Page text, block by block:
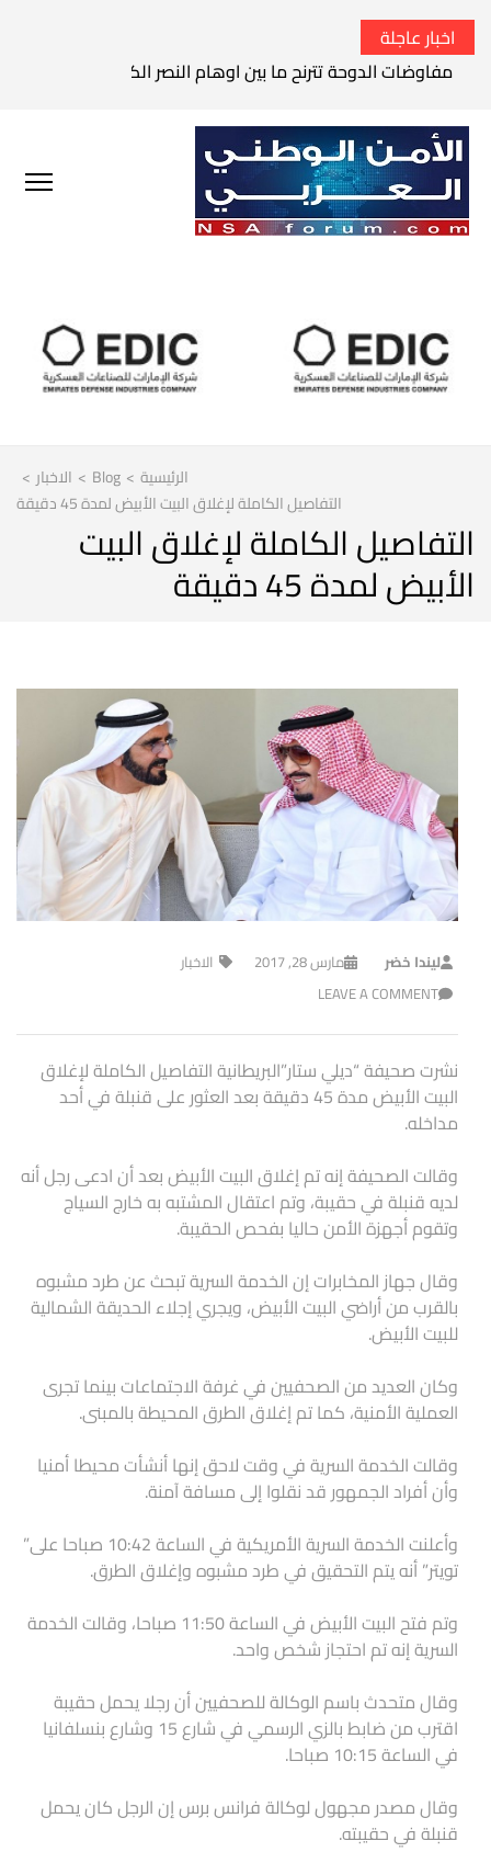
اخبار عاجلة
الحرس الثوري الإيراني يتوعد بقصف السفن الأمريكية في الخليج
الرئيسية >
Blog
> الاخبار >
التفاصيل الكاملة لإغلاق البيت الأبيض لمدة 45 دقيقة
التفاصيل الكاملة لإغلاق البيت
الأبيض لمدة 45 دقيقة
ليندا خضر مارس 28, 2017
الاخبار
LEAVE A COMMENT
نشرت صحيفة “ديلي ستار”البريطانية التفاصيل الكاملة لإغلاق
البيت الأبيض مدة 45 دقيقة بعد العثور على قنبلة في أحد
مداخله.
وقالت الصحيفة إنه تم إغلاق البيت الأبيض بعد أن ادعى رجل أنه
لديه قنبلة في حقيبة، وتم اعتقال المشتبه به خارج السياج
وتقوم أجهزة الأمن حاليا بفحص الحقيبة.
وقال جهاز المخابرات إن الخدمة السرية تبحث عن طرد مشبوه
بالقرب من أراضي البيت الأبيض، ويجري إجلاء الحديقة الشمالية
للبيت الأبيض.
وكان العديد من الصحفيين في غرفة الاجتماعات بينما تجرى
العملية الأمنية، كما تم إغلاق الطرق المحيطة بالمبنى.
وقالت الخدمة السرية في وقت لاحق إنها أنشأت محيطا أمنيا
وأن أفراد الجمهور قد نقلوا إلى مسافة آمنة.
وأعلنت الخدمة السرية الأمريكية في الساعة 10:42 صباحا على”
تويتر” أنه يتم التحقيق في طرد مشبوه وإغلاق الطرق.
وتم فتح البيت الأبيض في الساعة 11:50 صباحا، وقالت الخدمة
السرية إنه تم احتجاز شخص واحد.
وقال متحدث باسم الوكالة للصحفيين أن رجلا يحمل حقيبة
اقترب من ضابط بالزي الرسمي في شارع 15 وشارع بنسلفانيا
في الساعة 10:15 صباحا.
وقال مصدر مجهول لوكالة فرانس برس إن الرجل كان يحمل
قنبلة في حقيبته.